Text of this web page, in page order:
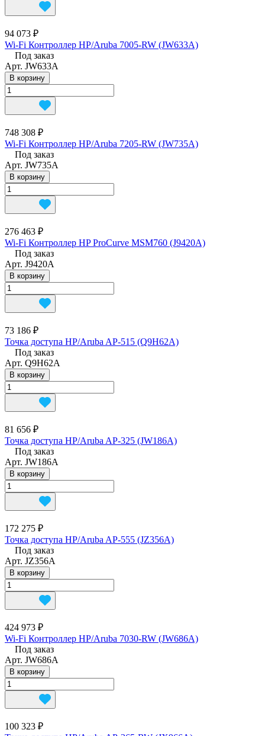
94 073 ₽
Wi-Fi Контроллер HP/Aruba 7005-RW (JW633A)
Под заказ
Арт. JW633A
В корзину
748 308 ₽
Wi-Fi Контроллер HP/Aruba 7205-RW (JW735A)
Под заказ
Арт. JW735A
В корзину
276 463 ₽
Wi-Fi Контроллер HP ProCurve MSM760 (J9420A)
Под заказ
Арт. J9420A
В корзину
73 186 ₽
Точка доступа HP/Aruba AP-515 (Q9H62A)
Под заказ
Арт. Q9H62A
В корзину
81 656 ₽
Точка доступа HP/Aruba AP-325 (JW186A)
Под заказ
Арт. JW186A
В корзину
172 275 ₽
Точка доступа HP/Aruba AP-555 (JZ356A)
Под заказ
Арт. JZ356A
В корзину
424 973 ₽
Wi-Fi Контроллер HP/Aruba 7030-RW (JW686A)
Под заказ
Арт. JW686A
В корзину
100 323 ₽